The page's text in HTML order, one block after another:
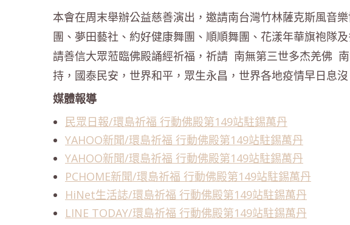
本會在周末舉辦公益慈善演出，邀請南台灣竹林薩克斯風音
團、夢田藝社、約好健康舞團、順順舞團、花漾年華旗袍隊
請善信大眾蒞臨佛殿誦經祈福，祈請 南無第三世多杰羌佛
持，國泰民安，世界和平，眾生永昌，世界各地疫情早日息沒
媒體報導
民眾日報/環島祈福 行動佛殿第149站駐錫萬丹
YAHOO新聞/環島祈福 行動佛殿第149站駐錫萬丹
YAHOO新聞/環島祈福 行動佛殿第149站駐錫萬丹
PCHOME新聞/環島祈福 行動佛殿第149站駐錫萬丹
HiNet生活誌/環島祈福 行動佛殿第149站駐錫萬丹
LINE TODAY/環島祈福 行動佛殿第149站駐錫萬丹